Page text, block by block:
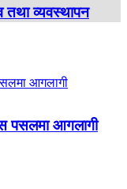
तथा व्यवस्थापन
पसलमा आगलागी